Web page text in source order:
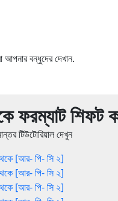
বন্ধুদের দেখান.
ফরম্যাট শিফট
টিউটোরিয়াল দেখুন
[আর- পি- সি ২]
[আর- পি- সি ২]
[আর- পি- সি ২]